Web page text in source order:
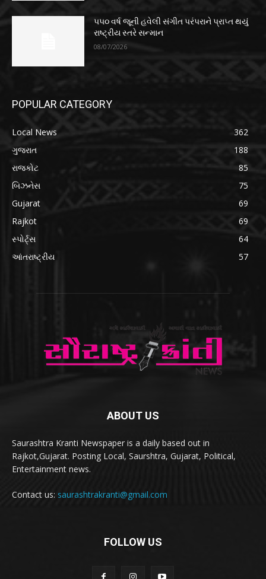
૫૫૦ વર્ષ જૂની હવેલી સંગીત પરંપરાને પ્રાપ્ત થયું
રાષ્ટ્રીય સ્તરે સન્માન
08/07/2026
POPULAR CATEGORY
Local News
362
ગુજરાત
188
રાજકોટ
85
બિઝનેસ
75
Gujarat
69
Rajkot
69
સ્પોર્ટ્સ
64
આંતરાષ્ટ્રીય
57
ABOUT US
Saurashtra Kranti Newspaper is a daily based out in
Rajkot,Gujarat. Posting Local, Saurshtra, Gujarat, Political,
Entertainment news.
Contact us: saurashtrakranti@gmail.com
FOLLOW US